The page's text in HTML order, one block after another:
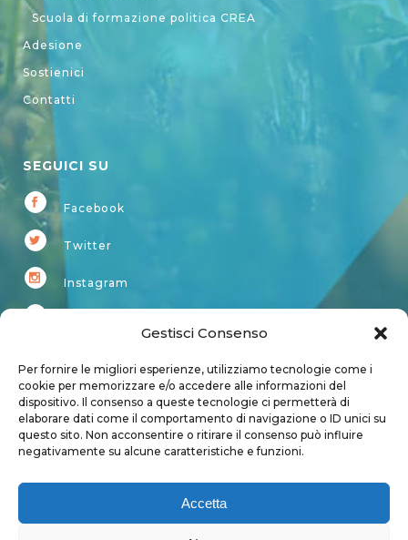
Gestisci Consenso
Per fornire le migliori esperienze, utilizziamo tecnologie come i
cookie per memorizzare e/o accedere alle informazioni del
dispositivo. Il consenso a queste tecnologie ci permetterà di
elaborare dati come il comportamento di navigazione o ID unici su
questo sito. Non acconsentire o ritirare il consenso può influire
negativamente su alcune caratteristiche e funzioni.
Accetta
Scuola di formazione politica CREA
Adesione
Sostienici
Contatti
SEGUICI SU
Facebook
Twitter
Instagram
Account
Login